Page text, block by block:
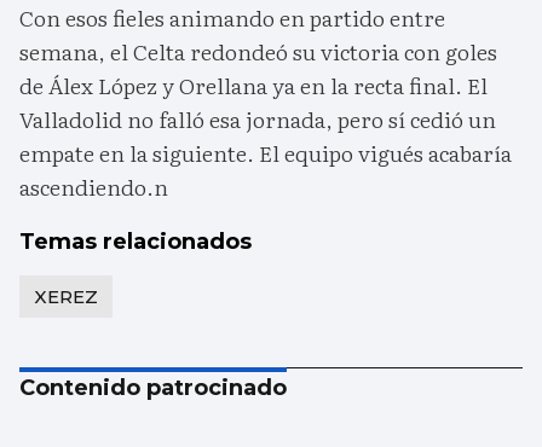
Con esos fieles animando en partido entre
semana, el Celta redondeó su victoria con goles
de Álex López y Orellana ya en la recta final. El
Valladolid no falló esa jornada, pero sí cedió un
empate en la siguiente. El equipo vigués acabaría
ascendiendo.n
Temas relacionados
XEREZ
Contenido patrocinado